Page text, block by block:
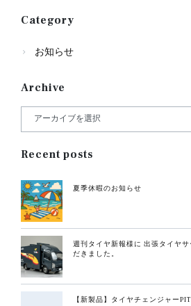
Category
お知らせ
Archive
Recent posts
夏季休暇のお知らせ
週刊タイヤ新報様に 出張タイヤ
だきました。
【新製品】タイヤチェンジャー